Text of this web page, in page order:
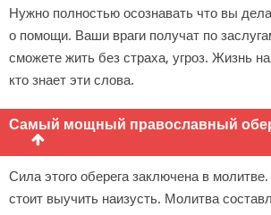
Нужно полностью осознавать что вы
о помощи. Ваши враги получат по
сможете жить без страха, угроз. Жизнь
кто знает эти слова.
Самый мощный православный
Сила этого оберега заключена в
стоит выучить наизусть. Молитва